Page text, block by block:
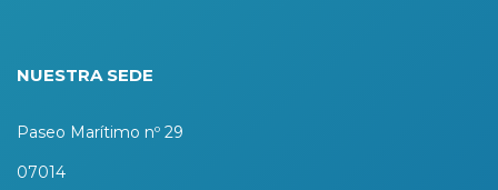
NUESTRA SEDE
Paseo Marítimo nº 29
07014